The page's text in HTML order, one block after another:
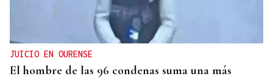
JUICIO EN OURENSE
El hombre de las 96 condenas suma una más